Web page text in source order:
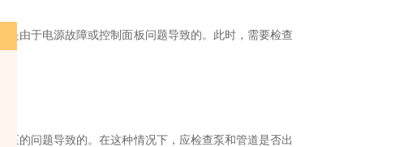
由于电源故障或控制面板问题导致的。此时，需要检查
的问题导致的。在这种情况下，应检查泵和管道是否出